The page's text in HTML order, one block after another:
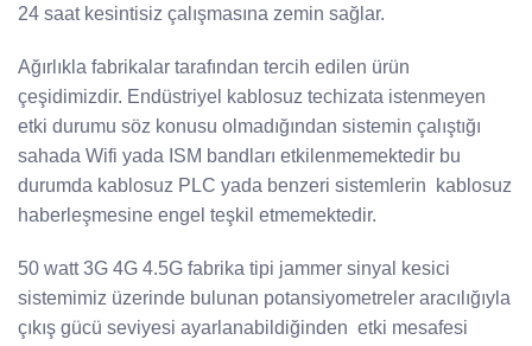
24 saat kesintisiz çalışmasına zemin sağlar.
Ağırlıkla fabrikalar tarafından tercih edilen ürün
çeşidimizdir. Endüstriyel kablosuz techizata istenmeyen
etki durumu söz konusu olmadığından sistemin çalıştığı
sahada Wifi yada ISM bandları etkilenmemektedir bu
durumda kablosuz PLC yada benzeri sistemlerin kablosuz
haberleşmesine engel teşkil etmemektedir.
50 watt 3G 4G 4.5G fabrika tipi jammer sinyal kesici
sistemimiz üzerinde bulunan potansiyometreler aracılığıyla
çıkış gücü seviyesi ayarlanabildiğinden etki mesafesi